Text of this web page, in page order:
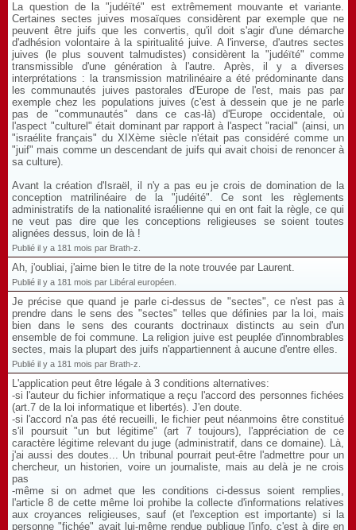
La question de la "judéïté" est extrêmement mouvante et variante.
Certaines sectes juives mosaïques considèrent par exemple que ne
peuvent être juifs que les convertis, qu'il doit s'agir d'une démarche
d'adhésion volontaire à la spiritualité juive. A l'inverse, d'autres sectes
juives (le plus souvent talmudistes) considèrent la "judéïté" comme
transmissible d'une génération à l'autre. Après, il y a diverses
interprétations : la transmission matrilinéaire a été prédominante dans
les communautés juives pastorales d'Europe de l'est, mais pas par
exemple chez les populations juives (c'est à dessein que je ne parle
pas de "communautés" dans ce cas-là) d'Europe occidentale, où
l'aspect "culturel" était dominant par rapport à l'aspect "racial" (ainsi, un
"israélite français" du XIXème siècle n'était pas considéré comme un
"juif" mais comme un descendant de juifs qui avait choisi de renoncer à
sa culture).
Avant la création d'Israël, il n'y a pas eu je crois de domination de la
conception matrilinéaire de la "judéité". Ce sont les règlements
administratifs de la nationalité israélienne qui en ont fait la règle, ce qui
ne veut pas dire que les conceptions religieuses se soient toutes
alignées dessus, loin de là !
Publié il y a 181 mois par Brath-z.
Ah, j'oubliai, j'aime bien le titre de la note trouvée par Laurent.
Publié il y a 181 mois par Libéral européen.
Je précise que quand je parle ci-dessus de "sectes", ce n'est pas à
prendre dans le sens des "sectes" telles que définies par la loi, mais
bien dans le sens des courants doctrinaux distincts au sein d'un
ensemble de foi commune. La religion juive est peuplée d'innombrables
sectes, mais la plupart des juifs n'appartiennent à aucune d'entre elles.
Publié il y a 181 mois par Brath-z.
L'application peut être légale à 3 conditions alternatives:
-si l'auteur du fichier informatique a reçu l'accord des personnes fichées
(art.7 de la loi informatique et libertés). J'en doute.
-si l'accord n'a pas été recueilli, le fichier peut néanmoins être constitué
s'il poursuit "un but légitime" (art 7 toujours), l'appréciation de ce
caractère légitime relevant du juge (administratif, dans ce domaine). Là,
j'ai aussi des doutes... Un tribunal pourrait peut-être l'admettre pour un
chercheur, un historien, voire un journaliste, mais au delà je ne crois
pas
-même si on admet que les conditions ci-dessus soient remplies,
l'article 8 de cette même loi prohibe la collecte d'informations relatives
aux croyances religieuses, sauf (et l'exception est importante) si la
personne "fichée" avait lui-même rendue publique l'info, c'est à dire en